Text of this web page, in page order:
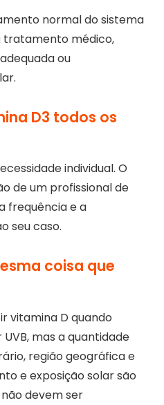
normal do sistema
tratamento médico,
ou
D3 todos os
individual. O
de um profissional de
frequência e a
seu caso.
coisa que
vitamina D quando
mas a quantidade
região geográfica e
e exposição solar são
devem ser